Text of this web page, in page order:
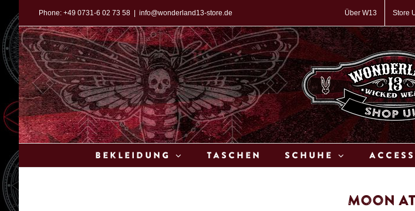
Inhalt
springen
Phone: +49 0731-6 02 73 58 info@wonderland13-store.de Über W13 Store
Bekleidung Taschen Schuhe
Moon